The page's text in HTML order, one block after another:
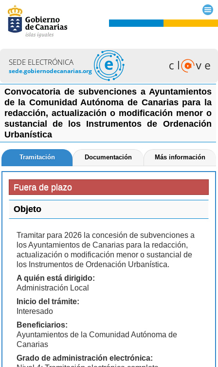
SEDE ELECTRÓNICA
sede.gobiernodecanarias.org
Convocatoria de subvenciones a Ayuntamientos
de la Comunidad Autónoma de Canarias para la
redacción, actualización o modificación menor o
sustancial de los Instrumentos de Ordenación
Urbanística
Tramitación Documentación Más información
Fuera de plazo
Objeto
Tramitar para 2026 la concesión de subvenciones a
los Ayuntamientos de Canarias para la redacción,
actualización o modificación menor o sustancial de
los Instrumentos de Ordenación Urbanística.
A quién está dirigido:
Administración Local
Inicio del trámite:
Interesado
Beneficiarios:
Ayuntamientos de la Comunidad Autónoma de
Canarias
Grado de administración electrónica: